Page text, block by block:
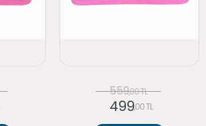
559,00 TL
499,00 TL